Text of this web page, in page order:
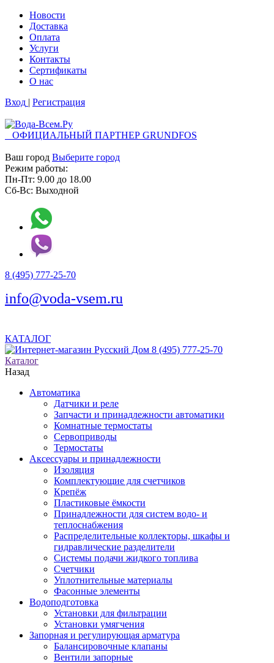
Новости
Доставка
Оплата
Услуги
Контакты
Cертификаты
О нас
Вход | Регистрация
ОФИЦИАЛЬНЫЙ ПАРТНЕР GRUNDFOS
Ваш город Выберите город
Режим работы:
Пн-Пт: 9.00 до 18.00
Сб-Вс: Выходной
8 (495) 777-25-70
info@voda-vsem.ru
КАТАЛОГ
8 (495) 777-25-70
Каталог
Назад
Автоматика
Датчики и реле
Запчасти и принадлежности автоматики
Комнатные термостаты
Сервоприводы
Термостаты
Аксессуары и принадлежности
Изоляция
Комплектующие для счетчиков
Крепёж
Пластиковые ёмкости
Принадлежности для систем водо- и
теплоснабжения
Распределительные коллекторы, шкафы и
гидравлические разделители
Системы подачи жидкого топлива
Счетчики
Уплотнительные материалы
Фасонные элементы
Водоподготовка
Установки для фильтрации
Установки умягчения
Запорная и регулирующая арматура
Балансировочные клапаны
Вентили запорные